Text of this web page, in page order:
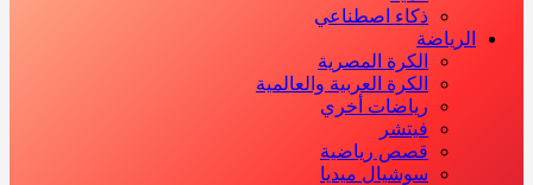
ذكاء اصطناعي
الرياضة
الكرة المصرية
الكرة العربية والعالمية
رياضات أخري
فيتشر
قصص رياضية
سوشيال ميديا